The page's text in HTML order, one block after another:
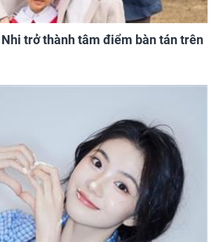
trở thành tâm điểm bàn tán trên